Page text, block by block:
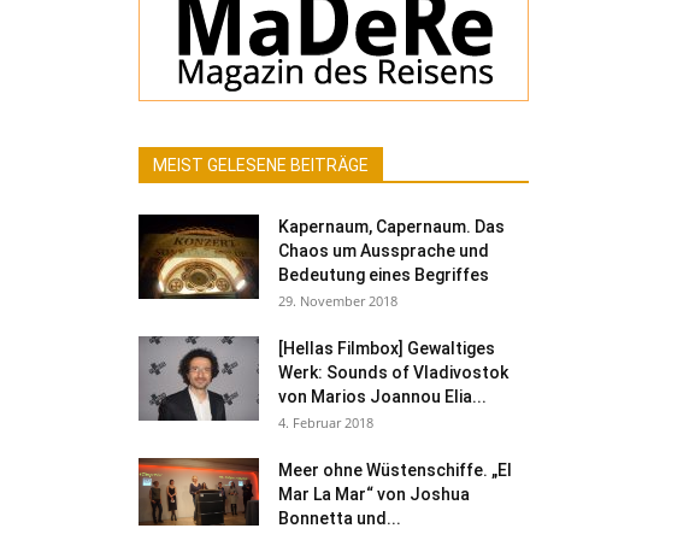
MEIST GELESENE BEITRÄGE
Kapernaum, Capernaum. Das
Chaos um Aussprache und
Bedeutung eines Begriffes
29. November 2018
[Hellas Filmbox] Gewaltiges
Werk: Sounds of Vladivostok
von Marios Joannou Elia...
4. Februar 2018
Meer ohne Wüstenschiffe. „El
Mar La Mar“ von Joshua
Bonnetta und...